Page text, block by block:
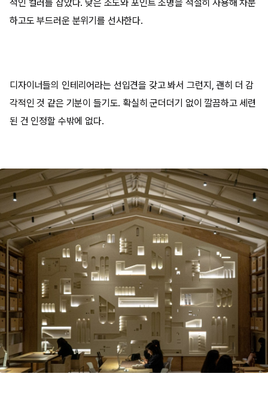
적인 컬러를 잡았다. 낮은 조도와 포인트 조명을 적절히 사용해 차분
하고도 부드러운 분위기를 선사한다.
디자이너들의 인테리어라는 선입견을 갖고 봐서 그런지, 괜히 더 감
각적인 것 같은 기분이 들기도. 확실히 군더더기 없이 깔끔하고 세련
된 건 인정할 수밖에 없다.